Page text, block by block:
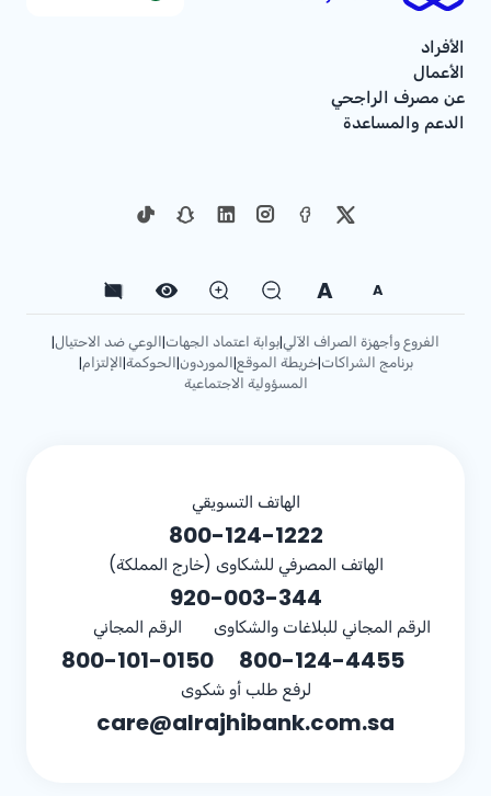
الأفراد
الأعمال
عن مصرف الراجحي
الدعم والمساعدة
A
A
الفروع وأجهزة الصراف الآلي|بوابة اعتماد الجهات|الوعي ضد الاحتيال|
برنامج الشراكات|خريطة الموقع|الموردون|الحوكمة|الإلتزام|
المسؤولية الاجتماعية
الهاتف التسويقي
800-124-1222
الهاتف المصرفي للشكاوى (خارج المملكة)
920-003-344
الرقم المجاني للبلاغات والشكاوى
800-124-4455
الرقم المجاني
800-101-0150
لرفع طلب أو شكوى
care@alrajhibank.com.sa